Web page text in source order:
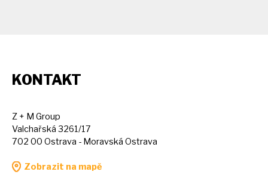
KONTAKT
Z + M Group
Valchařská 3261/17
702 00 Ostrava - Moravská Ostrava
Zobrazit na mapě